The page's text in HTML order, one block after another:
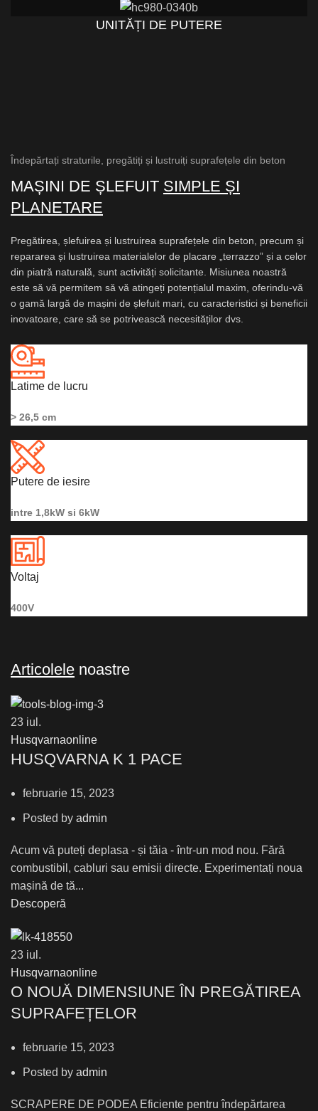
UNITĂȚI DE PUTERE
Îndepărtați straturile, pregătiți și lustruiți suprafețele din beton
MAȘINI DE ȘLEFUIT SIMPLE ȘI
PLANETARE
Pregătirea, șlefuirea și lustruirea suprafețele din beton, precum și
repararea și lustruirea materialelor de placare „terrazzo” și a celor
din piatră naturală, sunt activități solicitante. Misiunea noastră
este să vă permitem să vă atingeți potențialul maxim, oferindu-vă
o gamă largă de mașini de șlefuit mari, cu caracteristici și beneficii
inovatoare, care să se potrivească necesităților dvs.
Latime de lucru
> 26,5 cm
Putere de iesire
intre 1,8kW si 6kW
Voltaj
400V
Articolele noastre
23 iul.
Husqvarnaonline
HUSQVARNA K 1 PACE
februarie 15, 2023
Posted by admin
Acum vă puteți deplasa - și tăia - într-un mod nou. Fără
combustibil, cabluri sau emisii directe. Experimentați noua
mașină de tă...
Descoperă
23 iul.
Husqvarnaonline
О NOUĂ DIMENSIUNE ÎN PREGĂTIREA
SUPRAFEȚELOR
februarie 15, 2023
Posted by admin
SCRAPERE DE PODEA Eficiente pentru îndepărtarea